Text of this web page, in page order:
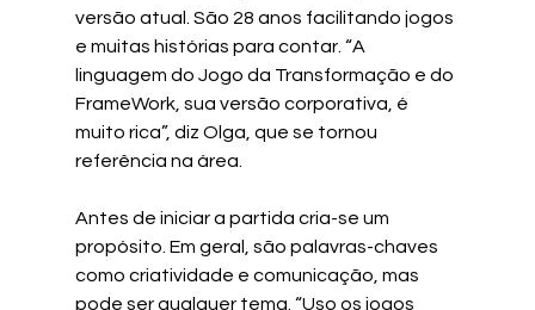
versão atual. São 28 anos facilitando jogos
e muitas histórias para contar. “A
linguagem do Jogo da Transformação e do
FrameWork, sua versão corporativa, é
muito rica”, diz Olga, que se tornou
referência na área.
Antes de iniciar a partida cria-se um
propósito. Em geral, são palavras-chaves
como criatividade e comunicação, mas
pode ser qualquer tema. “Uso os jogos